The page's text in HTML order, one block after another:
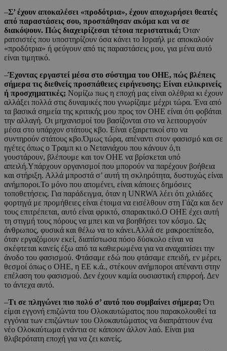
–Σ’ έχουν αποκαλέσει «προδότρια», έχουν αποχωρήσει θεατές
από παραστάσεις σου, προσπάθησαν ακόμα και να σε
διακόψουν. Πώς διαχειρίζεσαι τέτοια περιστατικά; Όταν
ρατσιστές που υποστηρίζουν όσα κάνει το Ισραήλ με αποκαλούν
«προδότρια» ή φεύγουν από τις παραστάσεις μου, για μένα αυτό
είναι τιμητικό.
–Έχοντας εργαστεί μέσα στο σύστημα του ΟΗΕ, πώς βλέπεις
σήμερα τις διεθνείς προσπάθειες ειρήνευσης; Είναι ειλικρινείς
ή προσχηματικές; Νομίζω πως η εποχή μας είναι ολέθρια κι έχουν
αλλάξει πολλά στις δυναμικές που γνωρίζαμε μέχρι τώρα. Ένα από
τα βασικά σημεία της κριτικής μου προς τον ΟΗΕ είναι ότι φοβάται
την αλλαγή. Οι μηχανισμοί του βασίζονται στο να λειτουργούν
μέσα στο υπάρχον στάτους κβο. Είναι εξαιρετικοί στο να
συντηρούν στάτους κβο.Όμως τώρα, απέναντι στον φασισμό και σε
ηγέτες όπως ο Τραμπ κι ο Νετανιάχου που κάνουν ό,τι
γουστάρουν, βλέπουμε και τον ΟΗΕ να βρίσκεται υπό
απειλή.Υπάρχουν οργανισμοί που μπορούν να παρέχουν βοήθεια
και στήριξη. Αλλά μπροστά σ’ αυτή τη σκληρότητα, δυστυχώς είναι
ανήμποροι.Το μόνο που απομένει, είναι κάποιες δημόσιες
τοποθετήσεις. Για παράδειγμα, όταν η UNRWA λέει ότι χιλιάδες
φορτηγά με προμήθειες είναι έτοιμα να εισέλθουν στη Γάζα και δεν
τους επιτρέπεται, αυτό είναι φρικτό, σπαρακτικό.Ο ΟΗΕ έχει αυτή
τη στιγμή τους πόρους να μπει και να βοηθήσει τον κόσμο. Ως
άνθρωπος, φυσικά και θέλω να το κάνει.Αλλά σε μακροεπίπεδο,
όταν εργαζόμουν εκεί, διαπίστωσα πόσο δύσκολο είναι να
σκέφτεται κανείς έξω από τα καθιερωμένα για να αναχαιτίσει την
άνοδο του φασισμού. Φτάσαμε εδώ που φτάσαμε επειδή, εν μέρει,
θεσμοί όπως ο ΟΗΕ, η ΕΕ κ.ά., στέκουν ανήμποροι απέναντι στην
επέλαση του φασισμού. Δεν έχουν καμία ουσιαστική επιρροή. Δεν
το άντεχα αυτό.
–Τι σε πληγώνει πιο πολύ σ’ αυτό που συμβαίνει σήμερα; Ότι
είμαι εγγονή επιζώντα του Ολοκαυτώματος που παρακολουθεί τα
εγγόνια των επιζώντων του Ολοκαυτώματος να διαπράττουν ένα
νέο Ολοκαύτωμα ενάντια σε κάποιον άλλον λαό. Είναι μια
θλιβερότατη εποχή για να ζει κανείς.